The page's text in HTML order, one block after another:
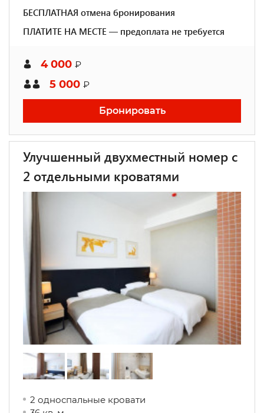
БЕСПЛАТНАЯ отмена бронирования
ПЛАТИТЕ НА МЕСТЕ — предоплата не требуется
4 000 ₽
5 000 ₽
Бронировать
Улучшенный двухместный номер с
2 отдельными кроватями
2 односпальные кровати